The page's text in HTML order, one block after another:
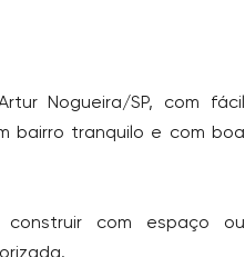
Nogueira/SP, com fácil
bairro tranquilo e com boa
com espaço ou